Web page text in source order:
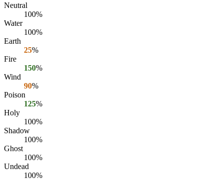
Neutral
100%
Water
100%
Earth
25%
Fire
150%
Wind
90%
Poison
125%
Holy
100%
Shadow
100%
Ghost
100%
Undead
100%